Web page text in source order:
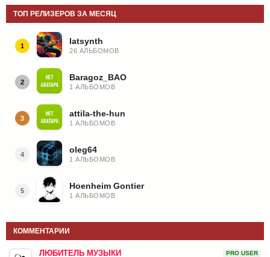
ТОП РЕЛИЗЕРОВ ЗА МЕСЯЦ
1 latsynth
26 АЛЬБОМОВ
2 Baragoz_BAO
1 АЛЬБОМОВ
3 attila-the-hun
1 АЛЬБОМОВ
4 oleg64
1 АЛЬБОМОВ
5 Hoenheim Gontier
1 АЛЬБОМОВ
КОММЕНТАРИИ
ЛЮБИТЕЛЬ МУЗЫКИ PRO USER